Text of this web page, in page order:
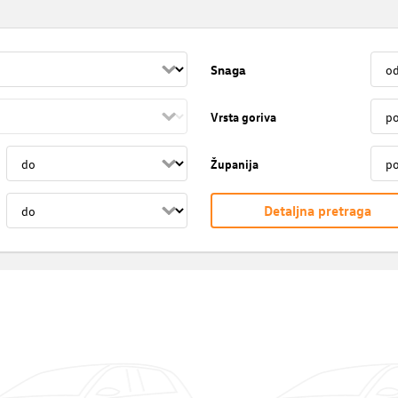
Snaga
Vrsta goriva
Županija
Detaljna pretraga